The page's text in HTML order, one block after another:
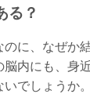
る？
に、なぜか
脳内にも、身
でしょうか。